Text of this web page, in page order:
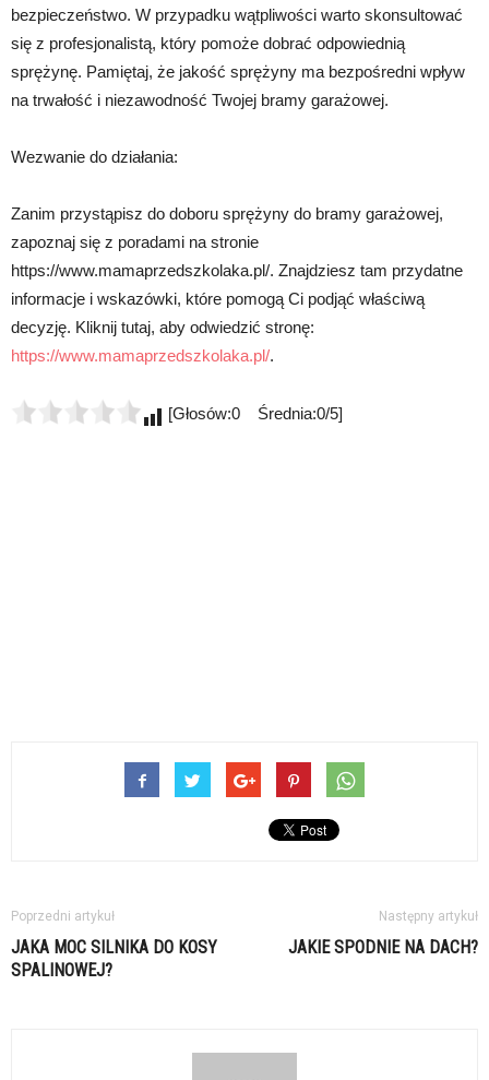
bezpieczeństwo. W przypadku wątpliwości warto skonsultować
się z profesjonalistą, który pomoże dobrać odpowiednią
sprężynę. Pamiętaj, że jakość sprężyny ma bezpośredni wpływ
na trwałość i niezawodność Twojej bramy garażowej.
Wezwanie do działania:
Zanim przystąpisz do doboru sprężyny do bramy garażowej,
zapoznaj się z poradami na stronie
https://www.mamaprzedszkolaka.pl/. Znajdziesz tam przydatne
informacje i wskazówki, które pomogą Ci podjąć właściwą
decyzję. Kliknij tutaj, aby odwiedzić stronę:
https://www.mamaprzedszkolaka.pl/.
[Głosów:0 Średnia:0/5]
Poprzedni artykuł
JAKA MOC SILNIKA DO KOSY
SPALINOWEJ?
Następny artykuł
JAKIE SPODNIE NA DACH?